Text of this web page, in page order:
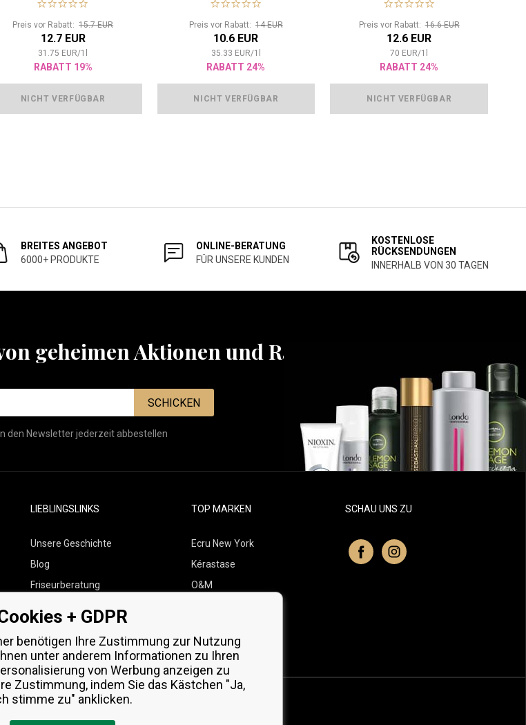
Preis vor Rabatt:15.7 EUR
12.7 EUR
31.75 EUR/1
RABATT 19%
NICHT VERFÜGBAR
Preis vor Rabatt: 14 EUR
10.6 EUR
35.33 EUR/1
RABATT 24%
NICHT VERFÜGBAR
Preis vor Rabatt:16.6 EUR
12.6 EUR
70 EUR/1
RABATT 24%
NICHT VERFÜGBAR
BREITES ANGEBOT
6000+ PRODUKTE
ONLINE-BERATUNG
FÜR UNSERE KUNDEN
KOSTENLOSE
RÜCKSENDUNGEN
INNERHALB VON 30 TAGEN
geheimen Aktionen und Rabatten
SCHICKEN
den Newsletter jederzeit abbestellen
LIEBLINGSLINKS
Unsere Geschichte
Blog
Friseurberatung
Kostenlose Produktproben
TOP MARKEN
Ecru New York
Kérastase
O&M
Zenz Organic
SCHAU UNS ZU
+ GDPR
benötigen Ihre Zustimmung zur Nutzung
unter anderem Informationen zu Ihren
von Werbung anzeigen zu
Zustimmung, indem Sie das Kästchen "Ja,
stimme zu" anklicken.